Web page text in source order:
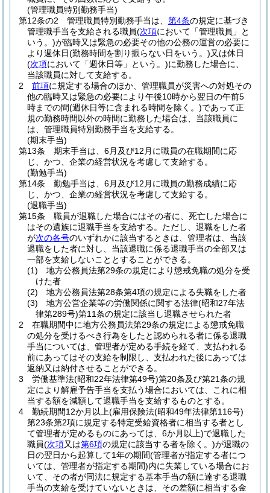
(管理職員特別勤務手当)
第12条の2
管理職員特別勤務手当は、 第4条の規定に基づき
管理職手当を支給される職員(次項において「管理職員」と
いう。)が臨時又は緊急の必要その他の公務の運営の必要に
より週休日(勤務時間を割り振らない日をいう。)又は休日
(次項において「週休日等」という。)に勤務した場合に、
当該職員に対して支給する。
2
前項に規定する場合のほか、管理職員が災害への対処その
他の臨時又は緊急の必要により午後10時から翌日の午前5
時までの間(週休日等に含まれる時間を除く。)であって正
規の勤務時間以外の時間に勤務した場合は、当該職員に
は、管理職員特別勤務手当を支給する。
(期末手当)
第13条
期末手当は、6月及び12月に職員の在職期間に応
じ、かつ、企業の経営状況を考慮して支給する。
(勤勉手当)
第14条
勤勉手当は、6月及び12月に職員の勤務成績に応
じ、かつ、企業の経営状況を考慮して支給する。
(退職手当)
第15条
職員が退職した場合にはその者に、死亡した場合に
はその遺族に退職手当を支給する。 ただし、退職をした者
が次の各号のいずれかに該当するときは、管理者は、当該
退職をした者に対し、当該退職に係る退職手当の全部又は
一部を支給しないこととすることができる。
(1)
地方公務員法第29条の規定により懲戒免職の処分を受
けた者
(2)
地方公務員法第28条第4項の規定による失職をした者
(3)
地方公営企業等の労働関係に関する法律(昭和27年法
律第289号)第11条の規定に該当し退職させられた者
2
在職期間中に地方公務員法第29条の規定による懲戒免職
の処分を受けるべき行為をしたと認められる者に係る退職
手当については、管理者が定める手続を経て、支払われる
前にあってはその支給を制限し、支払われた後にあっては
返納又は納付させることができる。
3
労働基準法(昭和22年法律第49号)第20条及び第21条の規
定により解雇予告手当を支払う場合においては、これに相
当する額を減額して退職手当を支給するものとする。
4
勤続期間12か月以上(雇用保険法(昭和49年法律第116号)
第23条第2項に規定する特定受給資格者に相当する者とし
て管理者が定めるものにあっては、6か月以上)で退職した
職員(次項又は第6項の規定に該当する者を除く。)が退職の
日の翌日から起算して1年の期間(管理者が指定する者につ
いては、管理者が指定する期間)内に失業している場合にお
いて、その者が同法に規定する基本手当の額に達する退職
手当の支給を受けていないときは、その差額に相当する金